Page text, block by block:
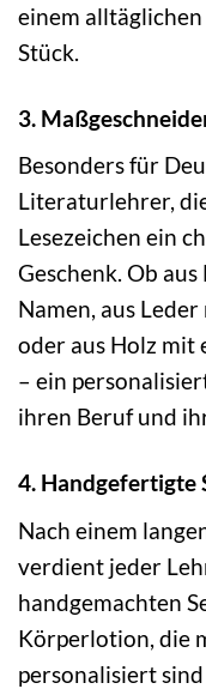
einem
Stück.
3.
Besonders für
Literaturlehrer,
Lesezeichen ein
Geschenk. Ob
Namen, aus
oder aus Holz mit
– ein
ihren Beruf und
4. Handgefertigte
Nach einem
verdient jeder
handgemachten
Körperlotion, die
personalisiert